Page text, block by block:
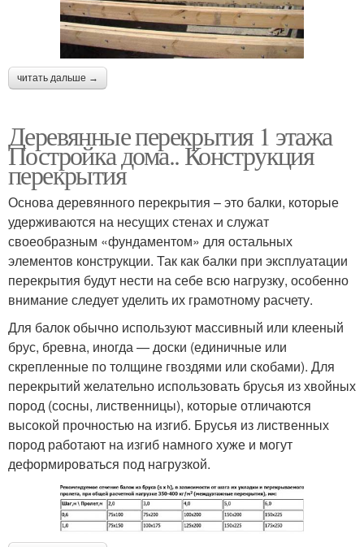
читать дальше →
Деревянные перекрытия 1 этажа
Постройка дома.. Конструкция
перекрытия
Основа деревянного перекрытия – это балки, которые
удерживаются на несущих стенах и служат
своеобразным «фундаментом» для остальных
элементов конструкции. Так как балки при эксплуатации
перекрытия будут нести на себе всю нагрузку, особенно
внимание следует уделить их грамотному расчету.
Для балок обычно используют массивный или клееный
брус, бревна, иногда — доски (единичные или
скрепленные по толщине гвоздями или скобами). Для
перекрытий желательно использовать брусья из хвойных
пород (сосны, лиственницы), которые отличаются
высокой прочностью на изгиб. Брусья из лиственных
пород работают на изгиб намного хуже и могут
деформироваться под нагрузкой.